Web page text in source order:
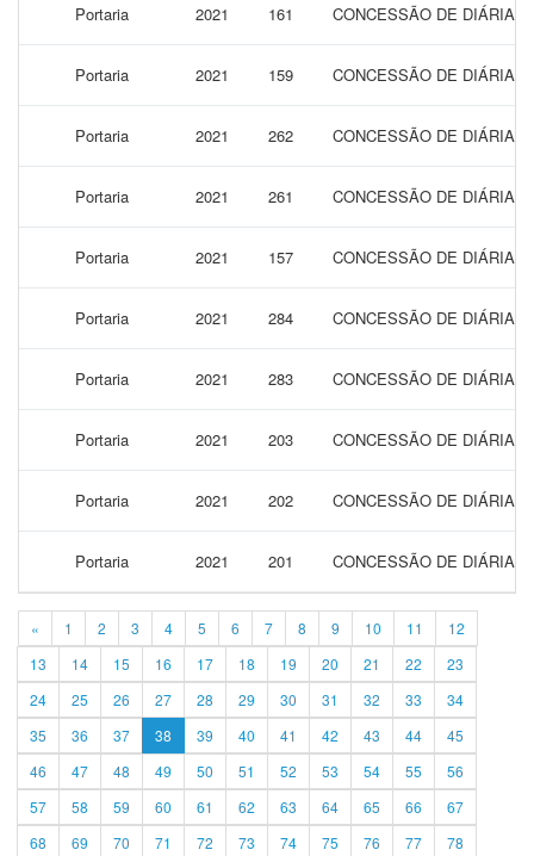
Portaria 2021 161 CONCESSÃO DE DIÁRIAS
Portaria 2021 159 CONCESSÃO DE DIÁRIAS
Portaria 2021 262 CONCESSÃO DE DIÁRIAS
Portaria 2021 261 CONCESSÃO DE DIÁRIAS
Portaria 2021 157 CONCESSÃO DE DIÁRIAS
Portaria 2021 284 CONCESSÃO DE DIÁRIAS
Portaria 2021 283 CONCESSÃO DE DIÁRIAS
Portaria 2021 203 CONCESSÃO DE DIÁRIAS
Portaria 2021 202 CONCESSÃO DE DIÁRIAS
Portaria 2021 201 CONCESSÃO DE DIÁRIAS
« 1 2 3 4 5 6 7 8 9 10 11
12
13
14 15 16 17 18 19 20 21 22
23
24
25 26 27 28 29 30 31 32 33
34
35
36 37 38 39 40 41 42 43 44
45
46
47 48 49 50 51 52 53 54 55
56
57
58 59 60 61 62 63 64 65 66
67
68
69 70 71 72 73 74 75 76 77 78